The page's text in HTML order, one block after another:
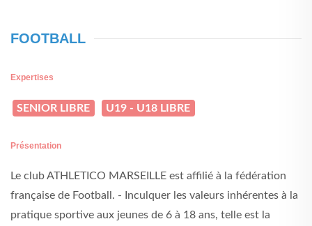
FOOTBALL
Expertises
SENIOR LIBRE U19 - U18 LIBRE
Présentation
Le club ATHLETICO MARSEILLE est affilié à la fédération
française de Football. - Inculquer les valeurs inhérentes à la
pratique sportive aux jeunes de 6 à 18 ans, telle est la